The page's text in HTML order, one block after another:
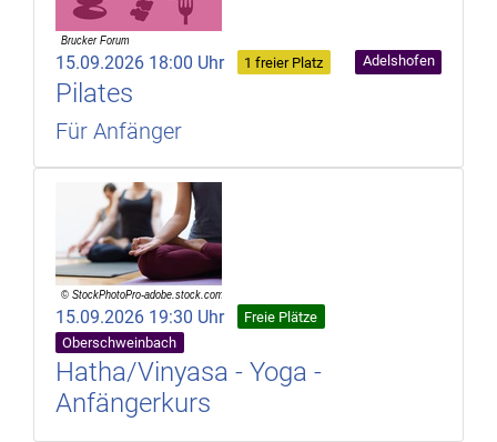
15.09.2026 18:00 Uhr 1 freier Platz Adelshofen
Pilates
Für Anfänger
15.09.2026 19:30 Uhr
Freie Plätze
Oberschweinbach
Hatha/Vinyasa - Yoga -
Anfängerkurs